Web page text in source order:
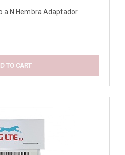
a N Hembra Adaptador
TO CART